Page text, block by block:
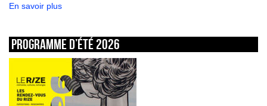
En savoir plus
Programme d’été 2026